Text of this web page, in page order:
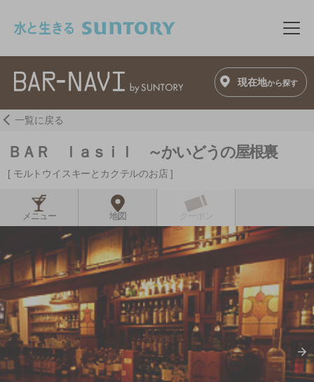
メ
現在地から探す
一覧に戻る
ＢＡＲ ｌａｓｉｌ ～かいどうの屋根裏
モルトウイスキーとカクテルのお店
メニュー 地図